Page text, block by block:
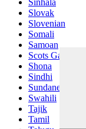
Slovak
Slovenian
Somali
Samoan
Scots Gaelic
Shona
Sindhi
Sundanese
Swahili
Tajik
Tamil